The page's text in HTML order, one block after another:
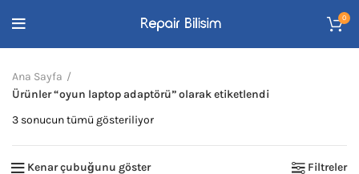
0
Ana Sayfa
Ürünler “oyun laptop adaptörü” olarak etiketlendi
3 sonucun tümü gösteriliyorEn
Kenar çubuğunu göster Filtreler